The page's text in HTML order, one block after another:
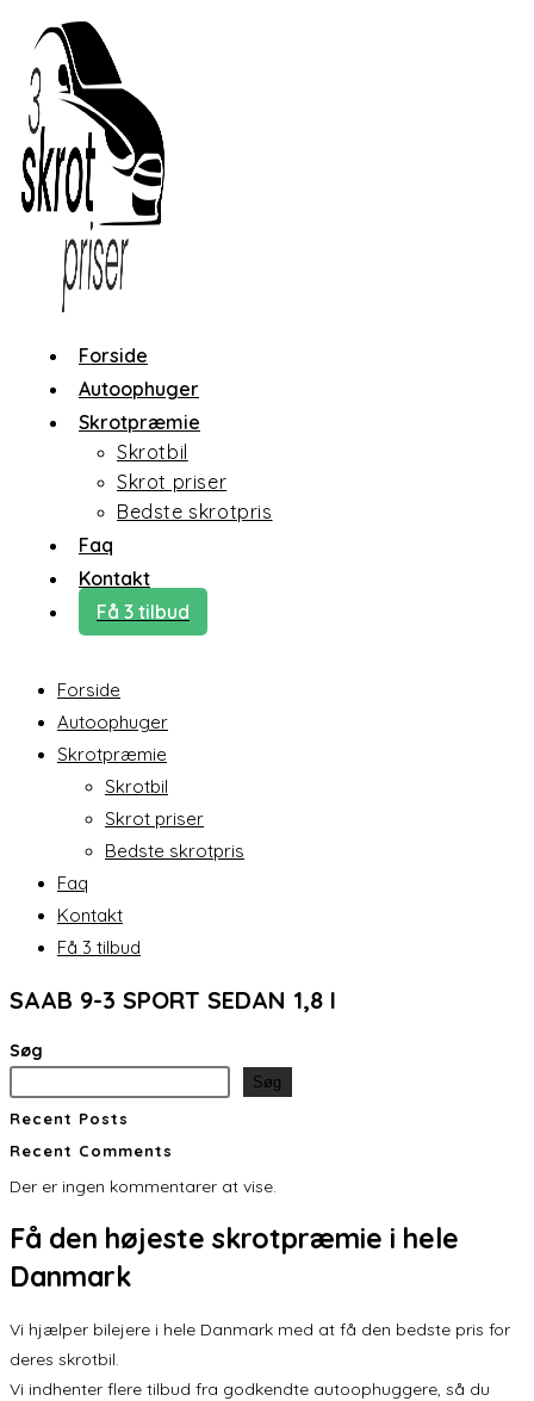
content
Forside
Autoophuger
Skrotpræmie
Skrotbil
Skrot priser
Bedste skrotpris
Faq
Kontakt
Få 3 tilbud
Forside
Autoophuger
Skrotpræmie
Skrotbil
Skrot priser
Bedste skrotpris
Faq
Kontakt
Få 3 tilbud
SAAB 9-3 SPORT SEDAN 1,8 I
Søg
Søg
Recent Posts
Recent Comments
Der er ingen kommentarer at vise.
Få den højeste skrotpræmie i hele
Danmark
Vi hjælper bilejere i hele Danmark med at få den bedste pris for
deres skrotbil.
Vi indhenter flere tilbud fra godkendte autoophuggere, så du